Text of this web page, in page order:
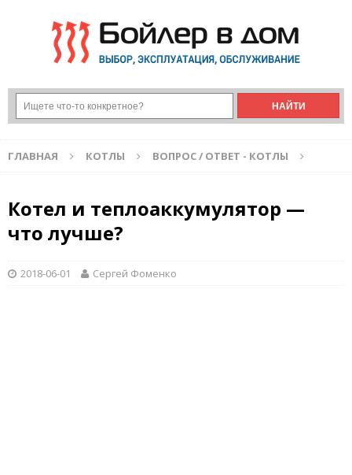
ГЛАВНАЯ КОТЛЫ ВОПРОС / ОТВЕТ - КОТЛЫ
Котел и теплоаккумулятор —
что лучше?
2018-06-01 Сергей Фоменко